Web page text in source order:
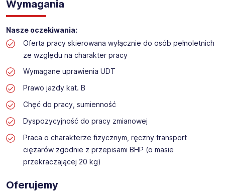
Wymagania
Nasze oczekiwania:
Oferta pracy skierowana wyłącznie do osób pełnoletnich
ze względu na charakter pracy
Wymagane uprawienia UDT
Prawo jazdy kat. B
Chęć do pracy, sumienność
Dyspozycyjność do pracy zmianowej
Praca o charakterze fizycznym, ręczny transport
ciężarów zgodnie z przepisami BHP (o masie
przekraczającej 20 kg)
Oferujemy